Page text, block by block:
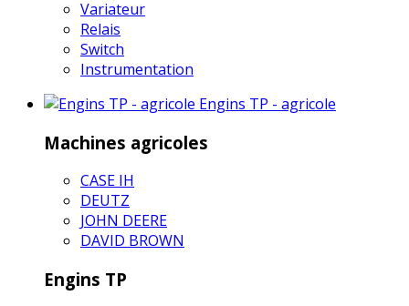
Variateur
Relais
Switch
Instrumentation
Engins TP - agricole
Machines agricoles
CASE IH
DEUTZ
JOHN DEERE
DAVID BROWN
Engins TP